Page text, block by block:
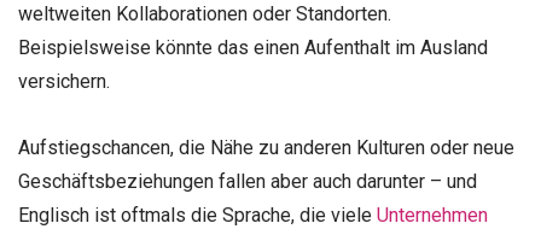
weltweiten Kollaborationen oder Standorten.
Beispielsweise könnte das einen Aufenthalt im Ausland
versichern.
Aufstiegschancen, die Nähe zu anderen Kulturen oder neue
Geschäftsbeziehungen fallen aber auch darunter – und
Englisch ist oftmals die Sprache, die viele Unternehmen